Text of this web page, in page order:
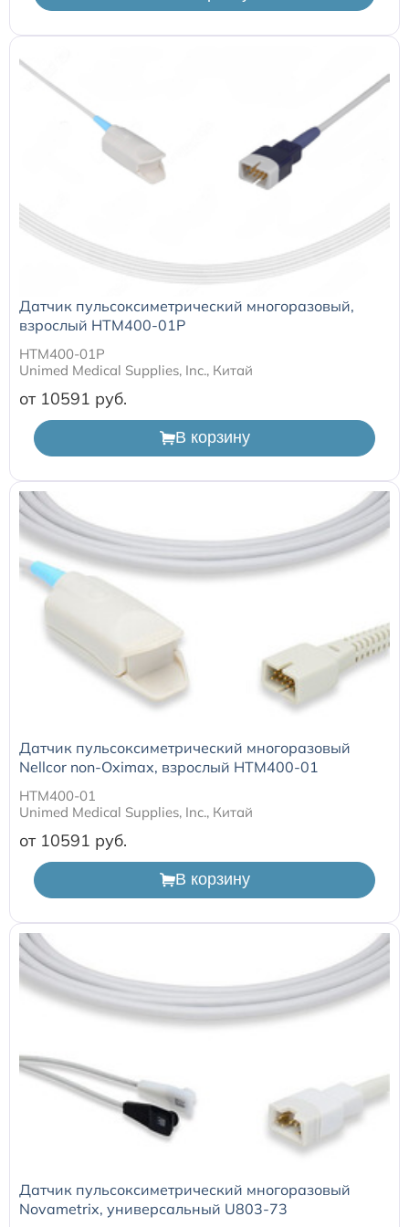
Датчик пульсоксиметрический многоразовый,
взрослый HTM400-01P
HTM400-01P
Unimed Medical Supplies, Inc., Китай
от 10591
В корзину
Датчик пульсоксиметрический многоразовый
Nellcor non-Oximax, взрослый HTM400-01
HTM400-01
Unimed Medical Supplies, Inc., Китай
от 10591
В корзину
Датчик пульсоксиметрический многоразовый
Novametrix, универсальный U803-73